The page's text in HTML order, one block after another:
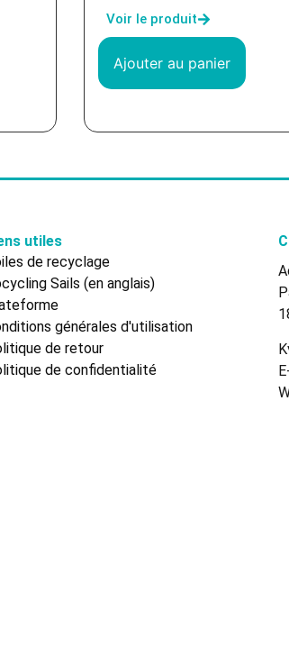
Voir le produit
Ajouter au panier
utiles
de recyclage
Sails (en anglais)
générales d'utilisation
de retour
de confidentialité